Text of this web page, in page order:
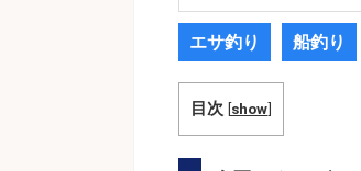
エサ釣り 船釣り
目次 [show]